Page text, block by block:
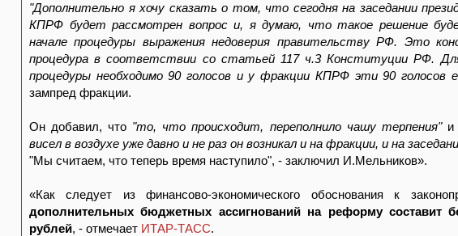
"Дополнительно я хочу сказать о том, что сегодня на заседании
КПРФ будет рассмотрен вопрос и, я думаю, что такое решение
начале процедуры выражения недоверия правительству РФ. Это
процедура в соответствии со статьей 117 ч.3 Конституции РФ.
процедуры необходимо 90 голосов и у фракции КПРФ эти 90 голосов
зампред фракции.
Он добавил, что "то, что происходит, переполнило чашу терпения"и
висел в воздухе уже давно и не раз он возникал и на фракции, и на
"Мы считаем, что теперь время наступило", - заключил И.Мельников».
«Как следует из финансово-экономического обоснования к
дополнительных бюджетных ассигнований на реформу составит
рублей, - отмечает ИТАР-ТАСС.